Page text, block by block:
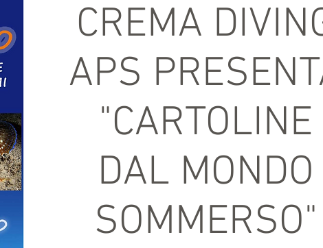
CREMA
APS
"CARTOLINE
DAL MONDO
SOMMERSO"